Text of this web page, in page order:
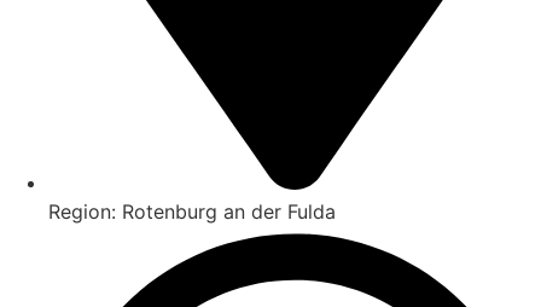
Region: Rotenburg an der Fulda